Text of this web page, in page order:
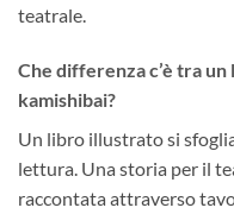
teatrale.
Che differenza c’è tra
kamishibai?
Un libro illustrato si
lettura. Una storia per il
raccontata attraverso